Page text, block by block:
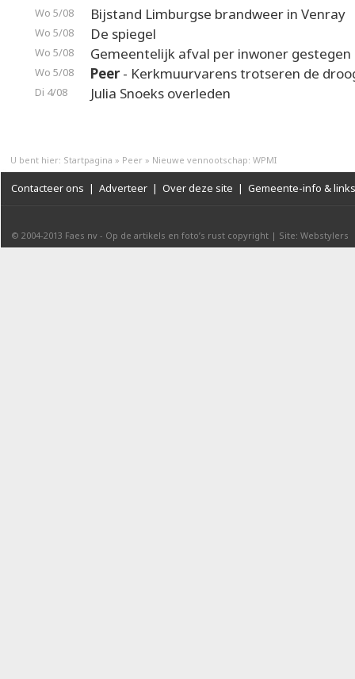
Wo 5/08 Bijstand Limburgse brandweer in Venray
Wo 5/08 De spiegel
Wo 5/08 Gemeentelijk afval per inwoner gestegen
Wo 5/08 Peer- Kerkmuurvarens trotseren de
Di 4/08 Julia Snoeks overleden
U bent hier: Startpagina » Peer » Nieuwe vennootschap: WPMI
Contacteer ons | Adverteer | Over deze site | Gemeente-info & links
© 2004-2013 Faes nv - Op de artikels en foto’s rust copyright | Site: Webstylers